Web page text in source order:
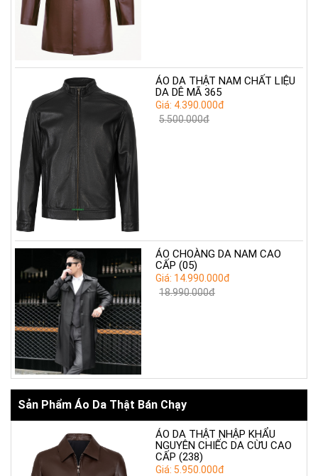
ÁO DA THẬT NAM CHẤT LIỆU
DA DÊ MÃ 365
Giá: 4.390.000đ
5.500.000đ
ÁO CHOÀNG DA NAM CAO
CẤP (05)
Giá: 14.990.000đ
18.990.000đ
Sản Phẩm Áo Da Thật Bán Chạy
ÁO DA THẬT NHẬP KHẨU
NGUYÊN CHIẾC DA CỪU CAO
CẤP (238)
Giá: 5.950.000đ